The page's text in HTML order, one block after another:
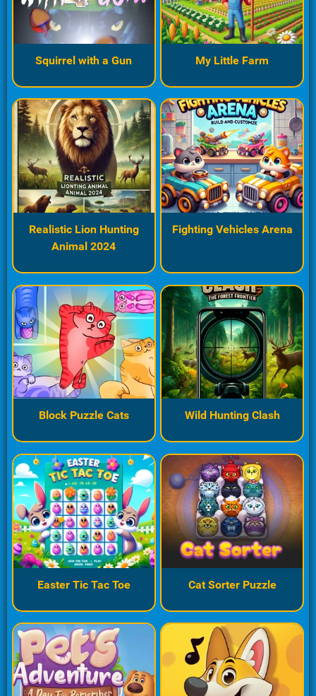
Squirrel with a Gun My Little Farm
Realistic Lion Hunting
Animal 2024
Fighting Vehicles Arena
Block Puzzle Cats Wild Hunting Clash
Easter Tic Tac Toe Cat Sorter Puzzle